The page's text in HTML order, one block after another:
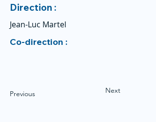
Direction :
Jean-Luc Martel
Co-direction :
Previous Next